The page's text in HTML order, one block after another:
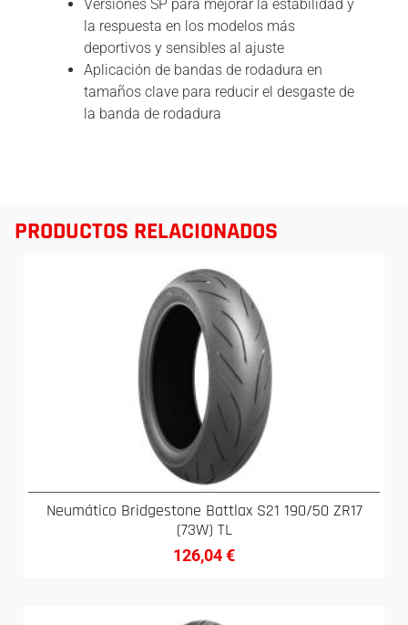
Versiones SP para mejorar la estabilidad y
la respuesta en los modelos más
deportivos y sensibles al ajuste
Aplicación de bandas de rodadura en
tamaños clave para reducir el desgaste de
la banda de rodadura
PRODUCTOS RELACIONADOS
Neumático Bridgestone Battlax S21 190/50 ZR17
(73W) TL
126,04€